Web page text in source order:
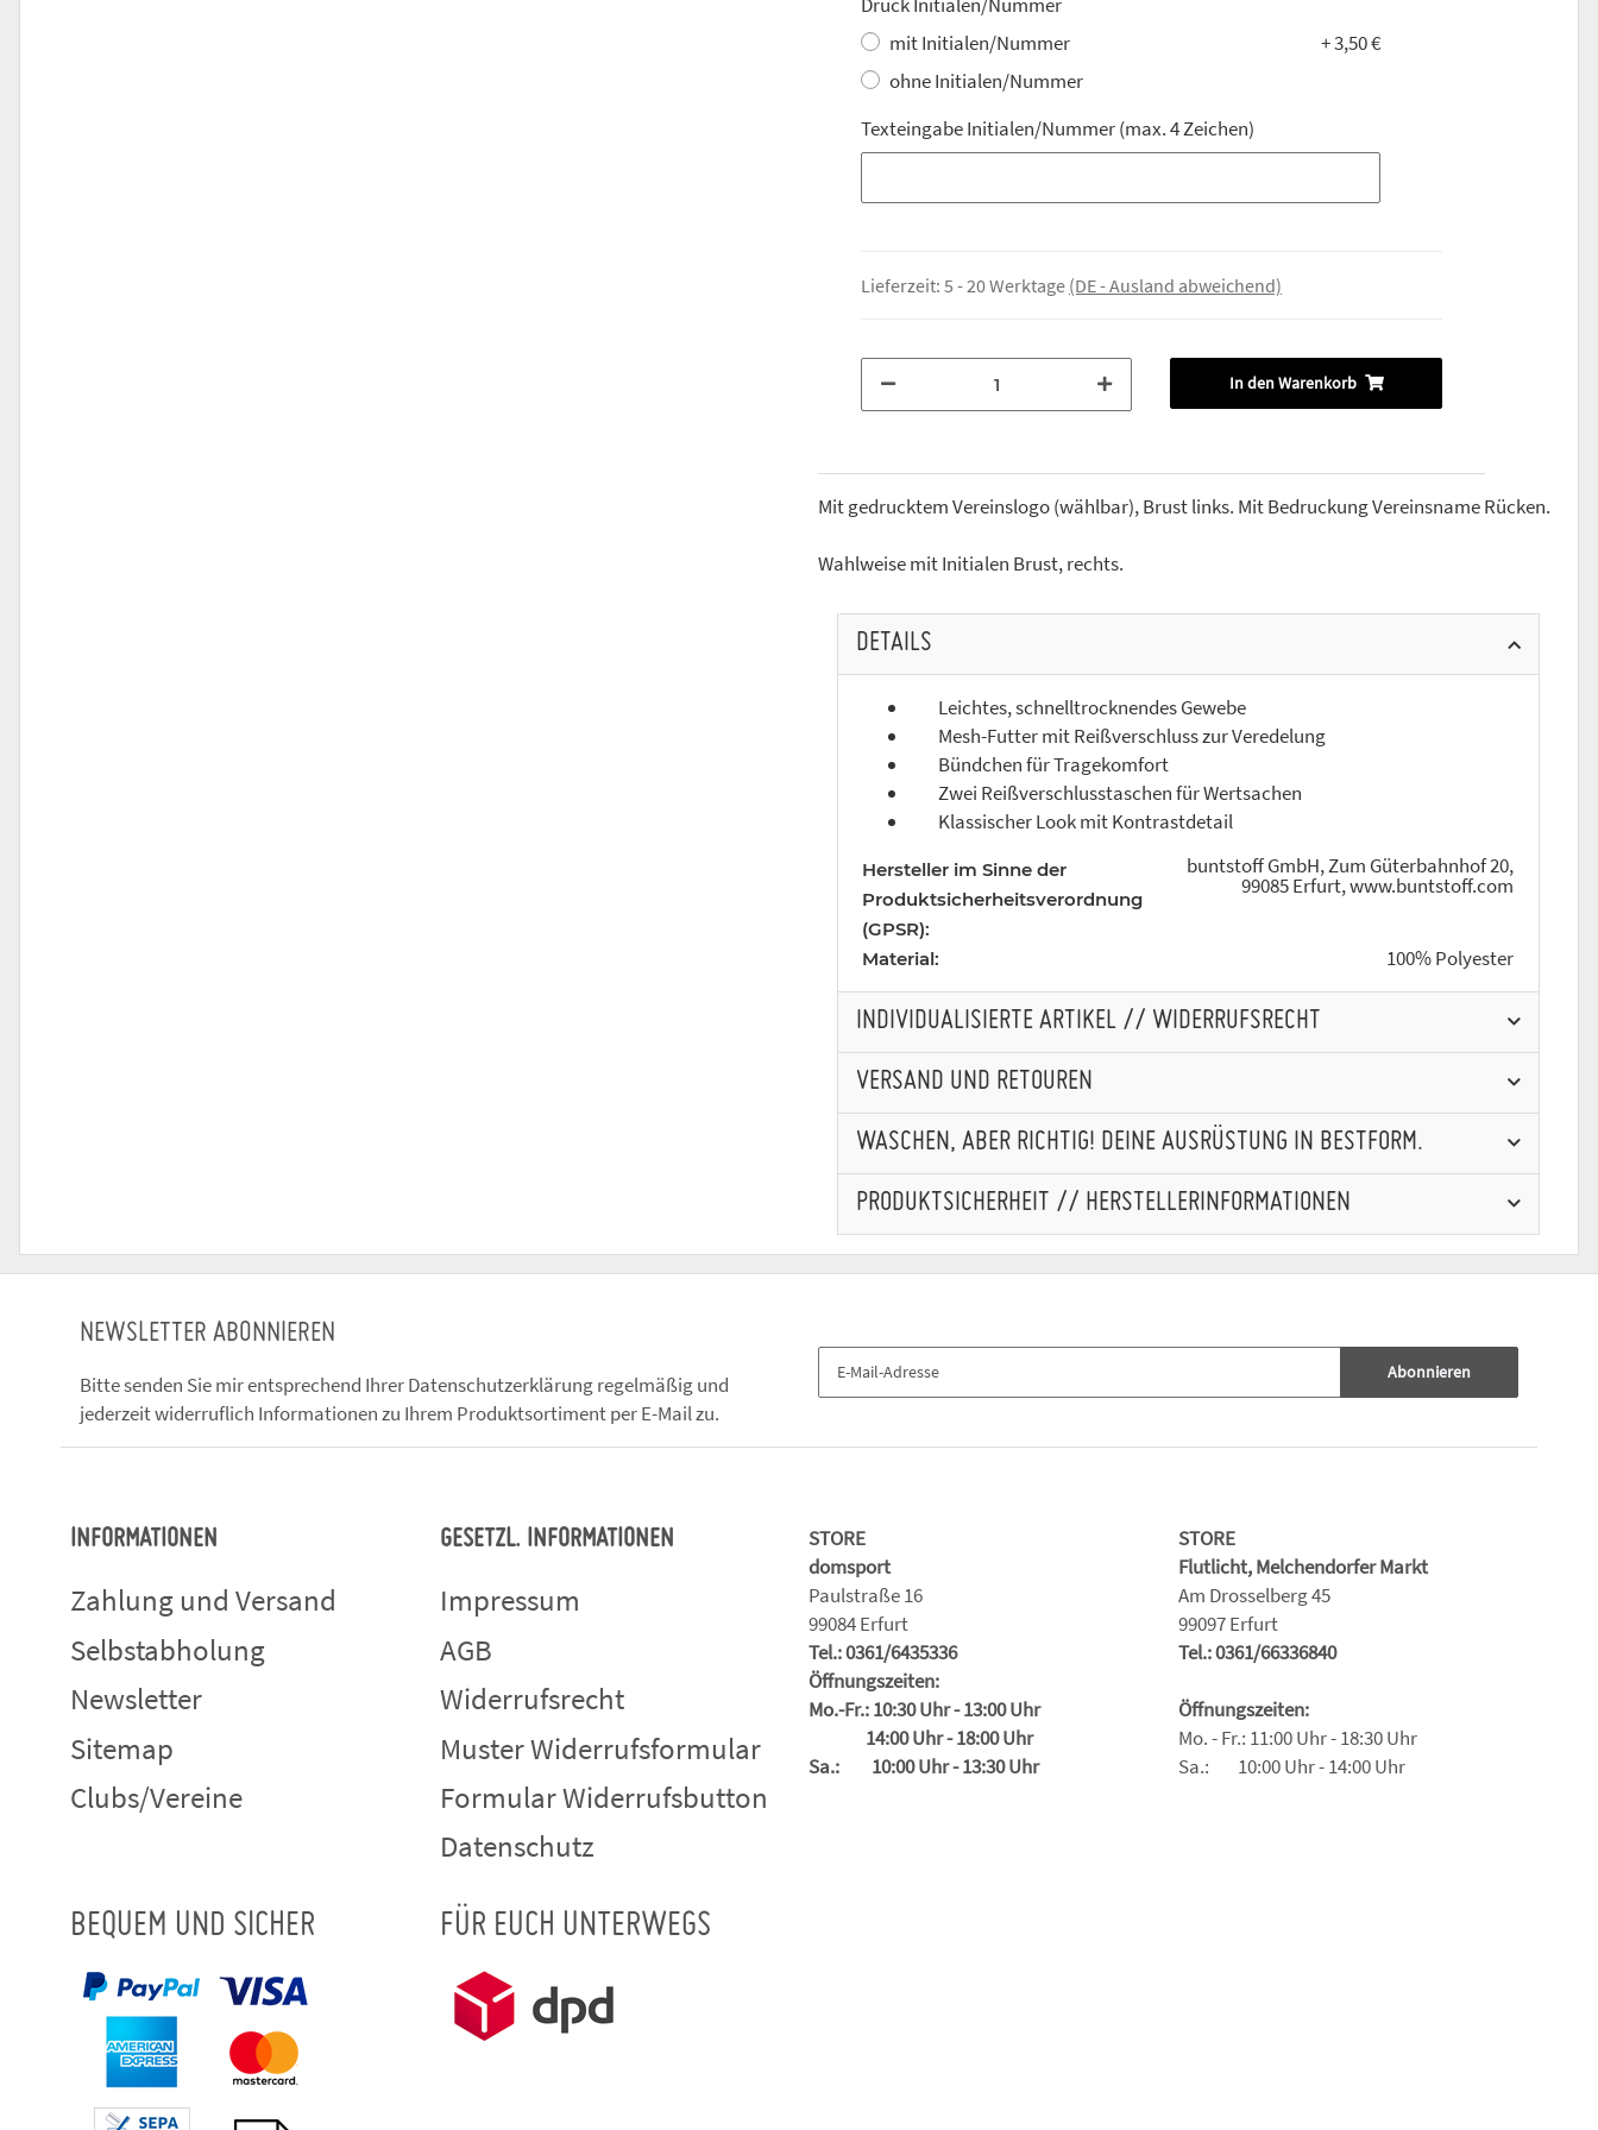
mit Initialen/Nummer
+ 3,50 €
ohne Initialen/Nummer
Texteingabe Initialen/Nummer (max. 4 Zeichen)
Lieferzeit: 5 - 20 Werktage (DE - Ausland abweichend)
In den Warenkorb
Mit gedrucktem Vereinslogo (wählbar), Brust links. Mit Bedruckung Vereinsname Rücken.
Wahlweise mit Initialen Brust, rechts.
DETAILS
Leichtes, schnelltrocknendes Gewebe
Mesh-Futter mit Reißverschluss zur Veredelung
Bündchen für Tragekomfort
Zwei Reißverschlusstaschen für Wertsachen
Klassischer Look mit Kontrastdetail
Hersteller im Sinne der
Produktsicherheitsverordnung
(GPSR):
buntstoff GmbH, Zum Güterbahnhof 20,
99085 Erfurt, www.buntstoff.com
Material: 100% Polyester
INDIVIDUALISIERTE ARTIKEL // WIDERRUFSRECHT
VERSAND UND RETOUREN
WASCHEN, ABER RICHTIG! DEINE AUSRÜSTUNG IN BESTFORM.
PRODUKTSICHERHEIT // HERSTELLERINFORMATIONEN
NEWSLETTER ABONNIEREN
Bitte senden Sie mir entsprechend IhrerDatenschutzerklärungregelmäßig und
jederzeit widerruflich Informationen zu Ihrem Produktsortiment per E-Mail zu.
Abonnieren
INFORMATIONEN
Zahlung und Versand
Selbstabholung
Newsletter
Sitemap
Clubs/Vereine
GESETZL. INFORMATIONEN
Impressum
AGB
Widerrufsrecht
Muster Widerrufsformular
Formular Widerrufsbutton
Datenschutz
STORE
domsport
Paulstraße 16
99084 Erfurt
Tel.: 0361/6435336
Öffnungszeiten:
Mo.-Fr.: 10:30 Uhr - 13:00 Uhr
14:00 Uhr - 18:00 Uhr
Sa.: 10:00 Uhr - 13:30 Uhr
STORE
Flutlicht, Melchendorfer Markt
Am Drosselberg 45
99097 Erfurt
Tel.: 0361/66336840
Öffnungszeiten:
Mo. - Fr.: 11:00 Uhr - 18:30 Uhr
Sa.: 10:00 Uhr - 14:00 Uhr
BEQUEM UND SICHER FÜR EUCH UNTERWEGS